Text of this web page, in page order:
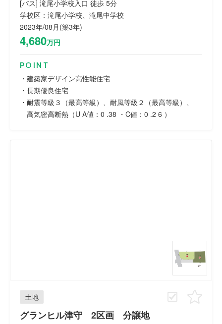
[バス] 滝尾小学校入口 徒歩 5分
学校区：滝尾小学校、滝尾中学校
2023年/08月(築3年)
4,680万円
POINT
・建築家デザイン高性能住宅
・長期優良住宅
・耐震等級３（最高等級）、耐風等級２（最高等級）、
高気密高断熱（U A値：0 .38 ・C値：0 .2 6 ）
土地
グランヒル津守 2区画 分譲地